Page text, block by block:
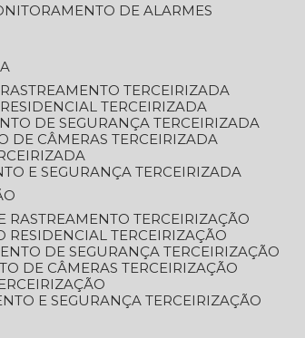
DE ALARMES
TERCEIRIZADA
TERCEIRIZADA
DE SEGURANÇA TERCEIRIZADA
DE CÂMERAS TERCEIRIZADA
E SEGURANÇA TERCEIRIZADA
RASTREAMENTO TERCEIRIZAÇÃO
RESIDENCIAL TERCEIRIZAÇÃO
DE SEGURANÇA TERCEIRIZAÇÃO
DE CÂMERAS TERCEIRIZAÇÃO
E SEGURANÇA TERCEIRIZAÇÃO